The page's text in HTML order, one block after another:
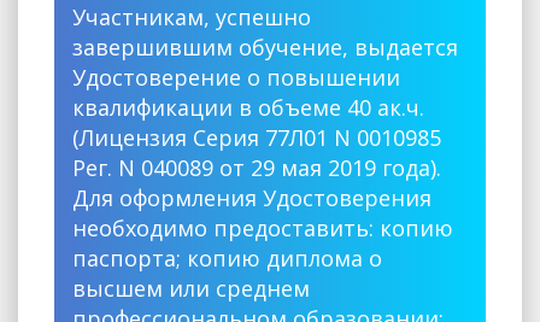
Участникам, успешно
завершившим обучение, выдается
Удостоверение о повышении
квалификации в объеме 40 ак.ч.
(Лицензия Серия 77Л01 N 0010985
Рег. N 040089 от 29 мая 2019 года).
Для оформления Удостоверения
необходимо предоставить: копию
паспорта; копию диплома о
высшем или среднем